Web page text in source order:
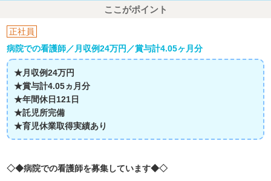
ここがポイント
正社員
病院での看護師／月収例24万円／賞与計4.05ヶ月分
★月収例24万円
★賞与計4.05ヵ月分
★年間休日121日
★託児所完備
★育児休業取得実績あり
◇◆病院での看護師を募集しています◆◇